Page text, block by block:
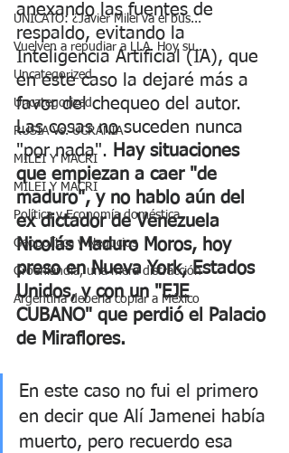
UNICATO: ¿Javier Milei va el bús...
Vuelven a repudiar a LLA. Hoy su...
Uncategorized
Uncategorized
RUSIA Vs. UCRANIA
MILEI Y MACRI
MILEI Y MACRI
Política y Economía doméstica
Geopolítica y Negocios
Groenlandia, una mera distracción
Argentina debería copiar a México
anexando las fuentes de
respaldo, evitando la
Inteligencia Artificial (IA), que
en este caso la dejaré más a
favor del chequeo del autor.
Las cosas no suceden nunca
"por nada". Hay situaciones
que empiezan a caer "de
maduro", y no hablo aún del
ex dictador de Venezuela
Nicolás Maduro Moros, hoy
preso en Nueva York, Estados
Unidos, y con un "EJE
CUBANO" que perdió el Palacio
de Miraflores.
En este caso no fui el primero
en decir que Alí Jamenei había
muerto, pero recuerdo esa